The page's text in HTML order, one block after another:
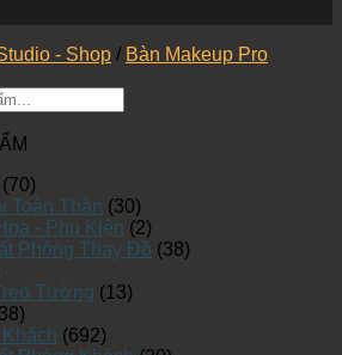
- Shop / Bàn Makeup Pro
(70)
Toàn Thân (30)
- Phụ Kiện (2)
Phòng Thay Đồ (38)
Tường (13)
(692)